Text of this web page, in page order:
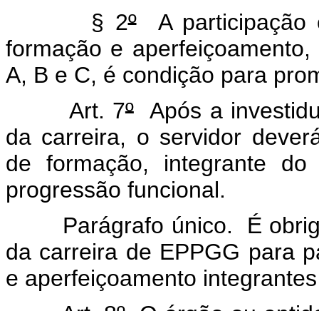
§ 2ºA participação
formação e
A, B e C, é condição para
Art. 7ºApós a
da carreira, o servidor
de formação, integrante
progressão funcional.
Parágrafo único. É
da carreira de EPPGG para
e aperfeiçoamento